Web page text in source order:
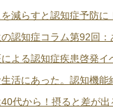
減らすと認知症予防に
認知症コラム第92回
よる認知症疾患啓発イ
活にあった。認知機能
代から！摂ると差が出